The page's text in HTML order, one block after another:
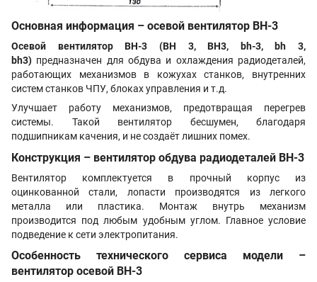
Основная информация – осевой вентилятор ВН-3
Осевой вентилятор ВН-3 (ВН 3, ВН3, bh-3, bh 3,
bh3) предназначен для обдува и охлаждения радиодеталей,
работающих механизмов в кожухах станков, внутренних
систем станков ЧПУ, блоках управления и т.д.
Улучшает работу механизмов, предотвращая перегрев
системы. Такой вентилятор бесшумен, благодаря
подшипникам качения, и не создаёт лишних помех.
Конструкция – вентилятор обдува радиодеталей ВН-3
Вентилятор комплектуется в прочный корпус из
оцинкованной стали, лопасти производятся из легкого
металла или пластика. Монтаж внутрь механизм
производится под любым удобным углом. Главное условие
подведение к сети электропитания.
Особенность технического сервиса модели –
вентилятор осевой ВН-3